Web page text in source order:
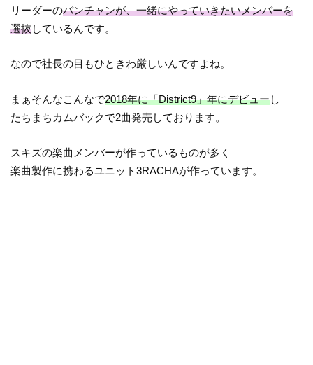
リーダーのバンチャンが、一緒にやっていきたいメンバーを
選抜しているんです。
なので社長の目もひときわ厳しいんですよね。
まぁそんなこんなで2018年に「District9」年にデビューし
たちまちカムバックで2曲発売しております。
スキズの楽曲メンバーが作っているものが多く
楽曲製作に携わるユニット3RACHAが作っています。